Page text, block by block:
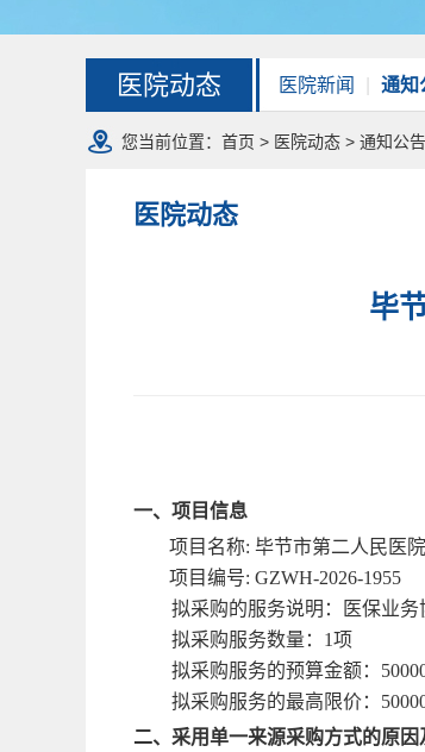
医院动态 医院新闻 通知
您当前位置： 首页 > 医院动态 > 通知公告
医院动态
毕
一、项目信息
项目名称: 毕节市第二人民医
项目编号: GZWH-2026-1955
拟采购的服务说明 ：医保业
拟采购服务数量 ： 1项
拟采购服务的预算金额 ：
拟采购服务的最高限价：
二、采用单一来源采购方式的原因